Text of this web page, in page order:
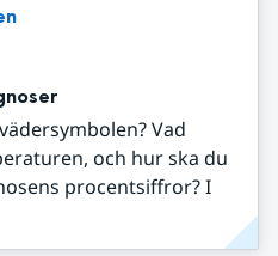
Vad
och hur ska du
procentsiffror? I